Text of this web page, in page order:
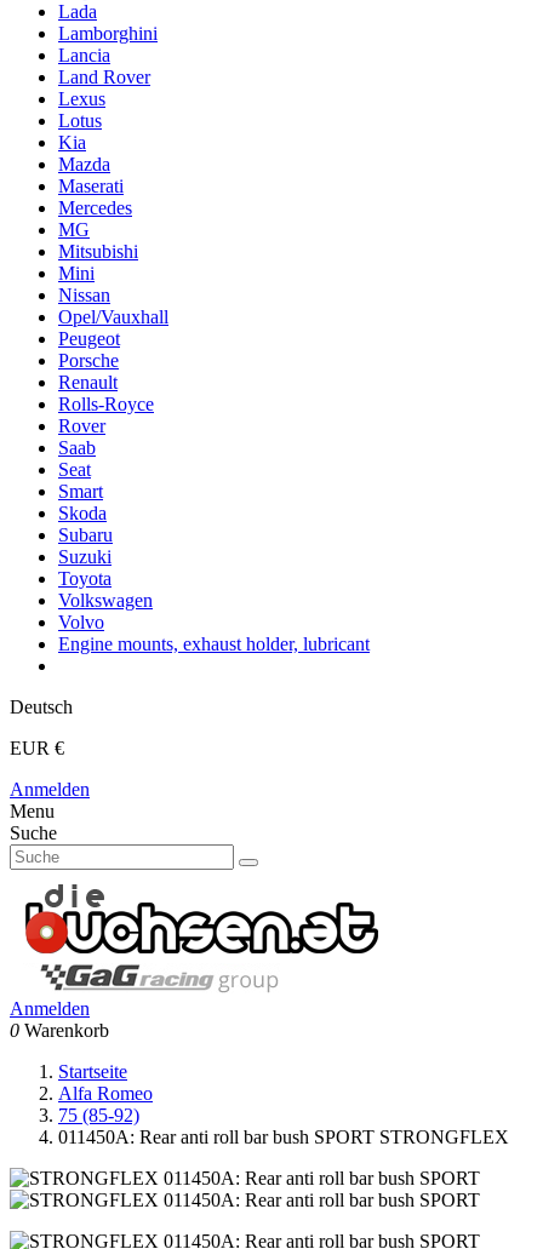
Lada
Lamborghini
Lancia
Land Rover
Lexus
Lotus
Kia
Mazda
Maserati
Mercedes
MG
Mitsubishi
Mini
Nissan
Opel/Vauxhall
Peugeot
Porsche
Renault
Rolls-Royce
Rover
Saab
Seat
Smart
Skoda
Subaru
Suzuki
Toyota
Volkswagen
Volvo
Engine mounts, exhaust holder, lubricant
Deutsch
EUR €
Anmelden
Menu
Suche
Anmelden
0 Warenkorb
Startseite
Alfa Romeo
75 (85-92)
011450A: Rear anti roll bar bush SPORT STRONGFLEX